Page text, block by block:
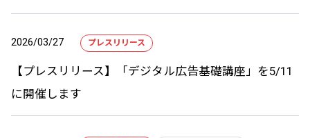
2026/03/27 プレスリリース
【プレスリリース】「デジタル広告基礎講座」を5/11
に開催します